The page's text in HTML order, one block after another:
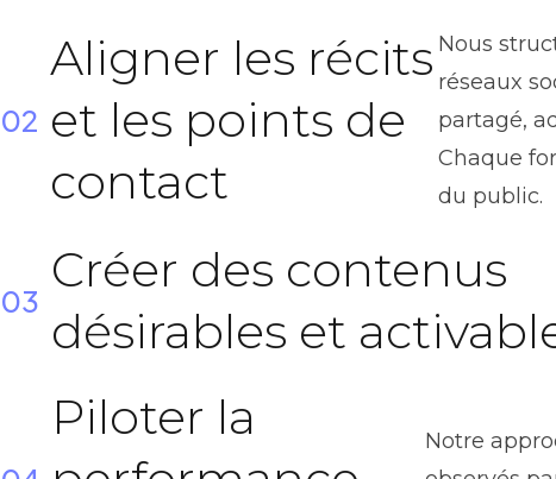
02
Aligner les récits
et les points de
contact
Nous
réseaux
partagé,
Chaque
du public.
03
Créer des contenus
désirables et
Piloter la
Notre